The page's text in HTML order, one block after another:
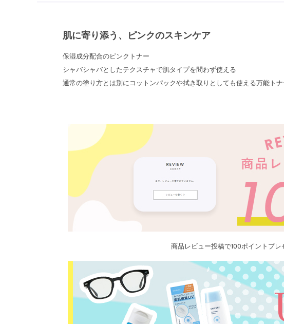
肌に寄り添う、ピンクのスキンケア
保湿成分配合のピンクトナー
シャバシャバとしたテクスチャで肌タイプを問わず使える
通常の塗り方とは別にコットンパックや拭き取りとしても使える万能ト
商品レビュー投稿で100ポイントプ